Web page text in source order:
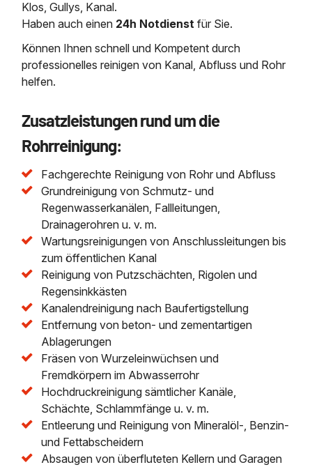
Klos, Gullys, Kanal.
Haben auch einen 24h Notdienst für Sie.
Können Ihnen schnell und Kompetent durch
professionelles reinigen von Kanal, Abfluss und Rohr
helfen.
Zusatzleistungen rund um die
Rohrreinigung:
Fachgerechte Reinigung von Rohr und Abfluss
Grundreinigung von Schmutz- und
Regenwasserkanälen, Fallleitungen,
Drainagerohren u. v. m.
Wartungsreinigungen von Anschlussleitungen bis
zum öffentlichen Kanal
Reinigung von Putzschächten, Rigolen und
Regensinkkästen
Kanalendreinigung nach Baufertigstellung
Entfernung von beton- und zementartigen
Ablagerungen
Fräsen von Wurzeleinwüchsen und
Fremdkörpern im Abwasserrohr
Hochdruckreinigung sämtlicher Kanäle,
Schächte, Schlammfänge u. v. m.
Entleerung und Reinigung von Mineralöl-, Benzin-
und Fettabscheidern
Absaugen von überfluteten Kellern und Garagen